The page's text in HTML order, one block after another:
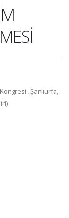
, Şanlıurfa,